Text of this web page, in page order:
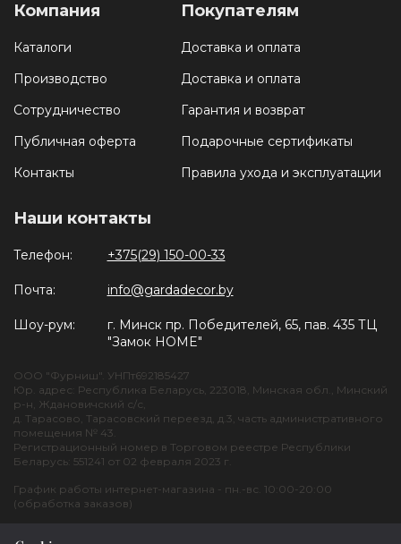
Компания
Каталоги
Производство
Сотрудничество
Публичная оферта
Контакты
Покупателям
Доставка и оплата
Доставка и оплата
Гарантия и возврат
Подарочные сертификаты
Правила ухода и эксплуатации
Наши контакты
Телефон: +375(29) 150-00-33
Почта: info@gardadecor.by
Шоу-рум:
г. Минск пр. Победителей, 65, пав. 435 ТЦ
"Замок HOME"
ООО "Фурниш". УНПт692185427
Юр. адрес: Республика Беларусь, 223018, Минская обл., Минский
р-н, Ждановичский с/с,
д. Тарасово, Тарасовский переезд, д.3, часть административного
помещения № 43.
Регистрационный номер в Торговом реестре Республики
Беларусь: 551241 от 02 февраля 2023 г.
График работы интернет-магазина - пн.-вс. 10:00-20:00
(обработка заказов)